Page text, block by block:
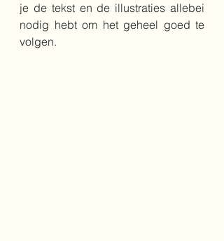
je de tekst en de illustraties allebei
nodig hebt om het geheel goed te
volgen.